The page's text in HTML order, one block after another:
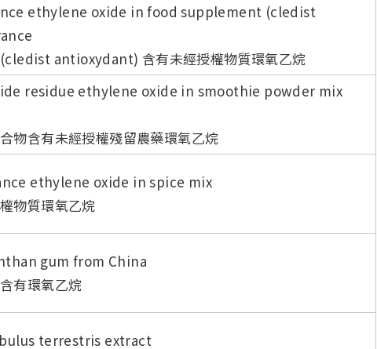
ethylene oxide in food supplement (cledist
antioxydant) 含有未經授權物質環氧乙烷
residue ethylene oxide in smoothie powder mix
物含有未經授權殘留農藥環氧乙烷
ethylene oxide in spice mix
物質環氧乙烷
gum from China
有環氧乙烷
terrestris extract